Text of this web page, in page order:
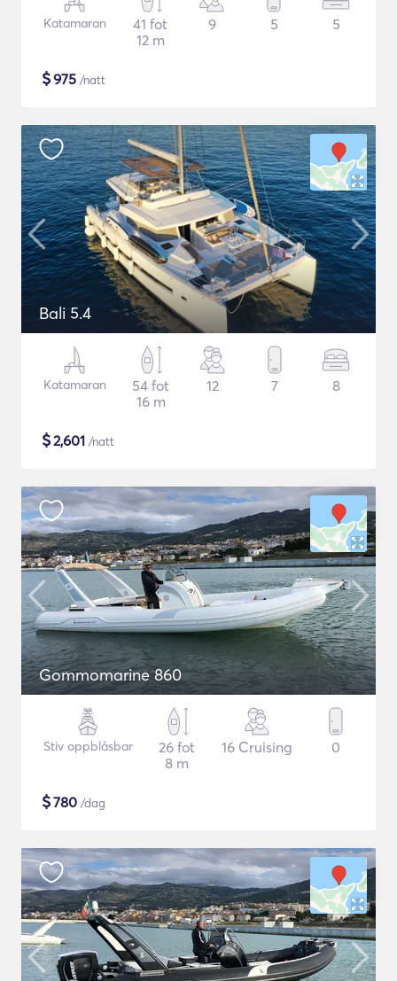
Katamaran
41 fot
12 m
9 5 5
$975 /natt
Bali 5.4
Katamaran
54 fot
16 m
12 7 8
$2,601 /natt
Gommomarine 860
Stiv oppblåsbar
26 fot
8 m
16 Cruising 0
$780 /dag